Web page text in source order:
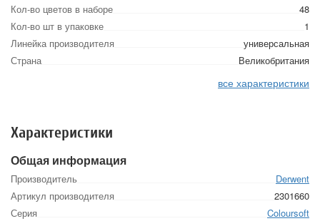
Кол-во цветов в наборе
48
Кол-во шт в упаковке
1
Линейка производителя
универсальная
Страна
Великобритания
все характеристики
Характеристики
Общая информация
Производитель
Derwent
Артикул производителя
2301660
Серия
Coloursoft